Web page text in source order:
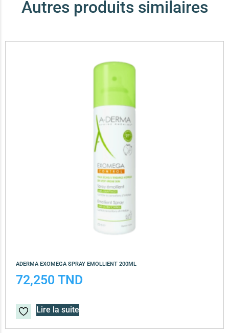
Autres produits similaires
ADERMA EXOMEGA SPRAY EMOLLIENT 200ML
72,250 TND
Lire la suite